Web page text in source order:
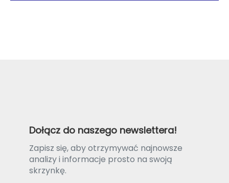
Dołącz do naszego newslettera!
Zapisz się, aby otrzymywać najnowsze
analizy i informacje prosto na swoją
skrzynkę.